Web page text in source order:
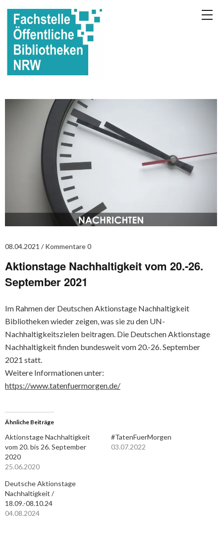
08.04.2021 Kommentare 0
Aktionstage Nachhaltigkeit vom 20.-26.
September 2021
Im Rahmen der Deutschen Aktionstage Nachhaltigkeit
Bibliotheken wieder zeigen, was sie zu den UN-
Nachhaltigkeitszielen beitragen. Die Deutschen Aktionstage
Nachhaltigkeit finden bundesweit vom 20.-26. September
2021 statt.
Weitere Informationen unter:
https://www.tatenfuermorgen.de/
Ähnliche Beiträge
Aktionstage Nachhaltigkeit
vom 20. bis 26. September
2020
25.06.2020
#TatenFuerMorgen
03.07.2022
Deutsche Aktionstage
Nachhaltigkeit /
18.09.-08.10.24
04.08.2024